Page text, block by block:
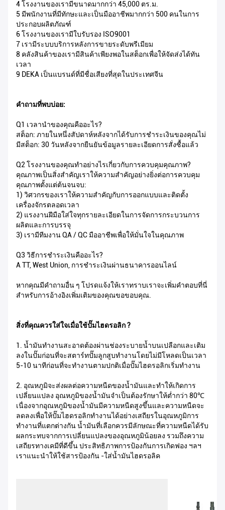
4 โรงงานของเรามีขนาดมากกว่า 45,000 ตร.ม.
5 มีพนักงานที่มีทักษะและเป็นมืออาชีพมากกว่า 500 คนในการ
ประกอบผลิตภัณฑ์
6 โรงงานของเรามีใบรับรอง ISO9001
7 เรามีระบบบริการหลังการขายระดับพรีเมียม
8 คลังสินค้าของเรามีสินค้าเพียงพอในสต็อกเพื่อให้จัดส่งได้ทัน
เวลา
9 DEKA เป็นแบรนด์ที่มีชื่อเสียงที่สุดในประเทศจีน
คำถามที่พบบ่อย:
Q1 เวลานำของคุณคืออะไร?
สต็อก: ภายในหนึ่งสัปดาห์หลังจากได้รับการชำระเงินของคุณไม่
มีสต็อก: 30 วันหลังจากยืนยันข้อมูลรายละเอียดการสั่งซื้อแล้ว
Q2 โรงงานของคุณทำอย่างไรเกี่ยวกับการควบคุมคุณภาพ?
คุณภาพเป็นสิ่งสำคัญเราให้ความสำคัญอย่างยิ่งต่อการควบคุม
คุณภาพตั้งแต่ต้นจนจบ:
1) วิศวกรของเราให้ความสำคัญกับการออกแบบและติดตั้ง
เครื่องจักรตลอดเวลา
2) แรงงานฝีมือใส่ใจทุกรายละเอียดในการจัดการกระบวนการ
ผลิตและการบรรจุ
3) เรามีทีมงาน QA / QC มืออาชีพเพื่อให้มั่นใจในคุณภาพ
Q3 วิธีการชำระเงินคืออะไร?
A TT, West Union, การชำระเงินผ่านธนาคารออนไลน์
หากคุณมีคำถามอื่น ๆ โปรดแจ้งให้เราทราบเราจะเพิ่มคำตอบที่นี่
สำหรับการอ้างอิงเพิ่มเติมของคุณขอขอบคุณ.
สิ่งที่คุณควรใส่ใจเมื่อใช้ปั๊มไฮดรอลิก ?
1. น้ำมันทำงานสะอาดต้องผ่านช่องระบายน้ำบนเปลือกและเติม
ลงในปั๊มก่อนที่จะสตาร์ทปั๊มลูกสูบทำงานโดยไม่มีโหลดเป็นเวลา
5-10 นาทีก่อนที่จะทำงานตามปกติเมื่อปั๊มไฮดรอลิกเริ่มทำงาน
2. อุณหภูมิจะส่งผลต่อความหนืดของน้ำมันและทำให้เกิดการ
เปลี่ยนแปลง อุณหภูมิของน้ำมันจำเป็นต้องรักษาให้ต่ำกว่า 80℃
เนื่องจากอุณหภูมิของน้ำมันมีความหนืดสูงขึ้นและความหนืดจะ
ลดลงเพื่อให้ปั๊มไฮดรอลิกทำงานได้อย่างเสถียรในอุณหภูมิการ
ทำงานที่แตกต่างกัน น้ำมันที่เลือกควรมีลักษณะที่ความหนืดได้รับ
ผลกระทบจากการเปลี่ยนแปลงของอุณหภูมิน้อยลง รวมถึงความ
เสถียรทางเคมีที่ดีขึ้น ประสิทธิภาพการป้องกันการเกิดฟอง ฯลฯ
เราแนะนำให้ใช้สารป้องกัน -ใส่น้ำมันไฮดรอลิค